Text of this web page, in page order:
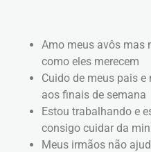
Amo meus avôs mas
como eles merecem
Cuido de meus pais
aos finais de semana
Estou trabalhando e
consigo cuidar da
Meus irmãos não